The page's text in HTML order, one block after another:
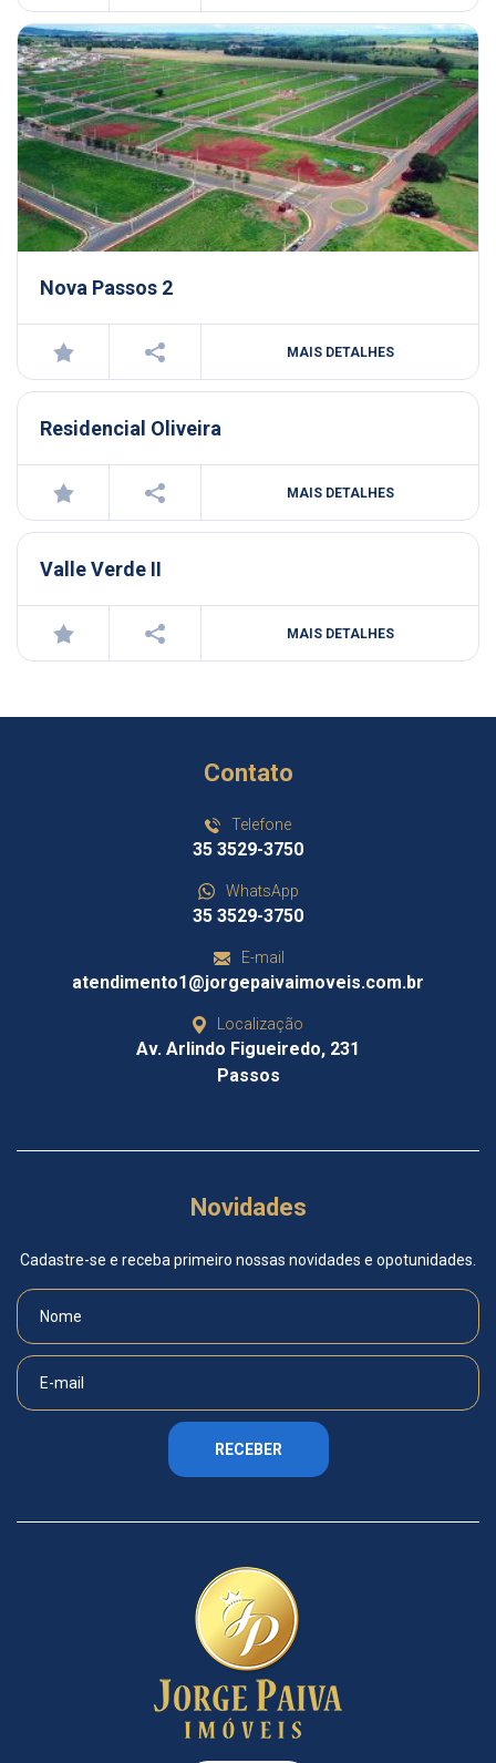
Nova Passos 2
MAIS DETALHES
Residencial Oliveira
MAIS DETALHES
Valle Verde II
MAIS DETALHES
Contato
Telefone
35 3529-3750
WhatsApp
35 3529-3750
E-mail
atendimento1@jorgepaivaimoveis.com.br
Localização
Av. Arlindo Figueiredo, 231
Passos
Novidades
Cadastre-se e receba primeiro nossas novidades e opotunidades.
RECEBER